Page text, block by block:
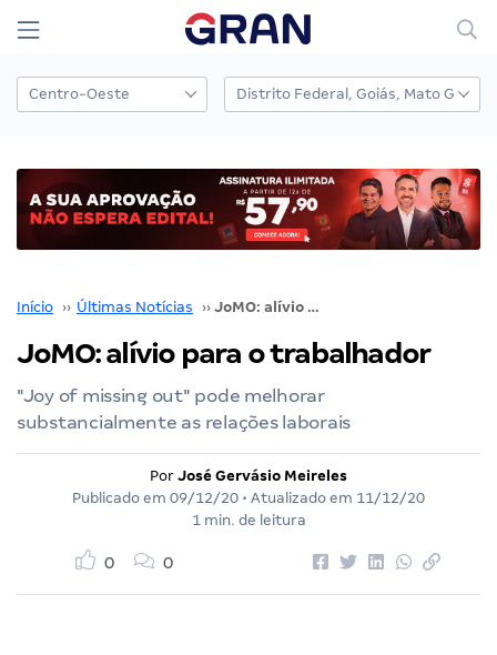
Início ›› Últimas Notícias ›› JoMO: alívio para o trabalhador
JoMO: alívio para o trabalhador
"Joy of missing out" pode melhorar
substancialmente as relações laborais
Por José Gervásio Meireles
Publicado em 09/12/20 • Atualizado em 11/12/20
1 min. de leitura
0 0